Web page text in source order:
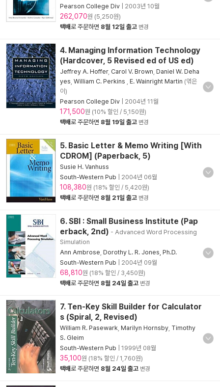
Pearson College Div
2003년 10월
262,070원 (5,250원)
택배로 주문하면 8월 12일 출고 변경
4. Managing Information Technology
(Hardcover, 5 Revised ed of US ed)
Jeffrey A. Hoffer, Carol V. Brown Daniel W. Deha
yes William C. Perkins E. Wainright Martin (엮은
이)
Pearson College Div
2004년 11월
171,500원 (10% 할인 / 5,150원)
택배로 주문하면 8월 19일 출고 변경
5. Basic Letter & Memo Writing [With
CDROM] (Paperback, 5)
Susie H. Vanhuss
South-Western Pub
2004년 06월
108,380원 (18% 할인 / 5,420원)
택배로 주문하면 8월 21일 출고 변경
6. SBI : Small Business Institute (Pap
erback, 2nd) - Advanced Word Processing
Simulation
Ann Ambrose Dorothy L. R. Jones, Ph.D.
South-Western Pub
2004년 09월
68,810원 (18% 할인 / 3,450원)
택배로 주문하면 8월 24일 출고 변경
7. Ten-Key Skill Builder for Calculator
s (Spiral, 2, Revised)
William R. Pasewark Marilyn Hornsby Timothy
S. Gleim
South-Western Pub
1999년 08월
35,100원 (18% 할인 / 1,760원)
택배로 주문하면 8월 24일 출고 변경